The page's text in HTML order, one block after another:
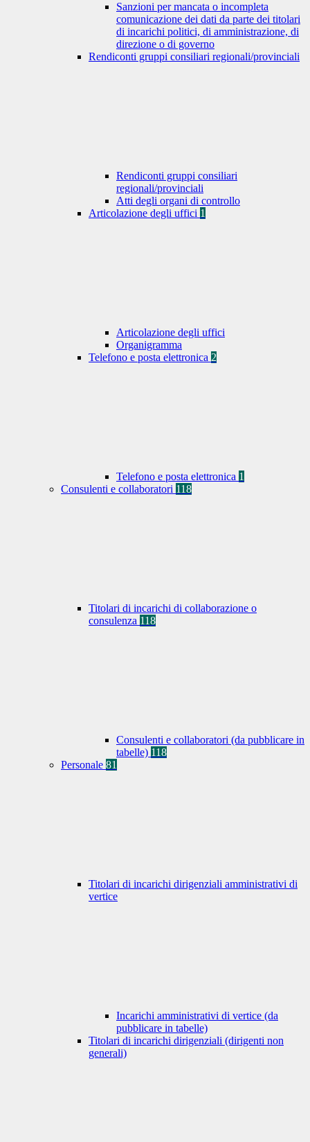
Sanzioni per mancata o incompleta
comunicazione dei dati da parte dei titolari
di incarichi politici, di amministrazione, di
direzione o di governo
Rendiconti gruppi consiliari regionali/provinciali
Rendiconti gruppi consiliari
regionali/provinciali
Atti degli organi di controllo
Articolazione degli uffici 1
Articolazione degli uffici
Organigramma
Telefono e posta elettronica 2
Telefono e posta elettronica 1
Consulenti e collaboratori 118
Titolari di incarichi di collaborazione o
consulenza 118
Consulenti e collaboratori (da pubblicare in
tabelle) 118
Personale 81
Titolari di incarichi dirigenziali amministrativi di
vertice
Incarichi amministrativi di vertice (da
pubblicare in tabelle)
Titolari di incarichi dirigenziali (dirigenti non
generali)